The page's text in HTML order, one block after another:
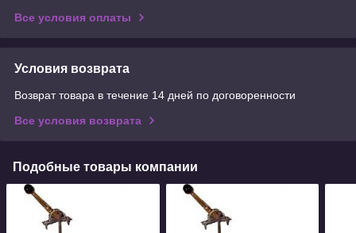
Все условия оплаты
Условия возврата
Возврат товара в течение 14 дней по договоренности
Все условия возврата
Подобные товары компании